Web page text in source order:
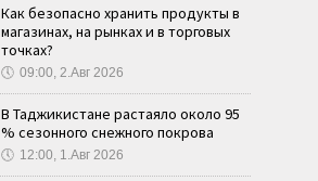
Как безопасно хранить продукты в
магазинах, на рынках и в торговых
точках?
🕔 09:00, 2.Авг 2026
В Таджикистане растаяло около 95
% сезонного снежного покрова
🕔 12:00, 1.Авг 2026